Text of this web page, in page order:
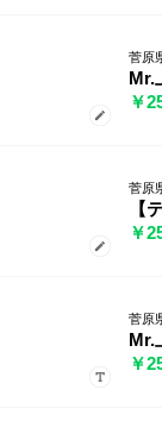
菅原
Mr.
￥
菅原
【
￥
菅原
Mr.
￥